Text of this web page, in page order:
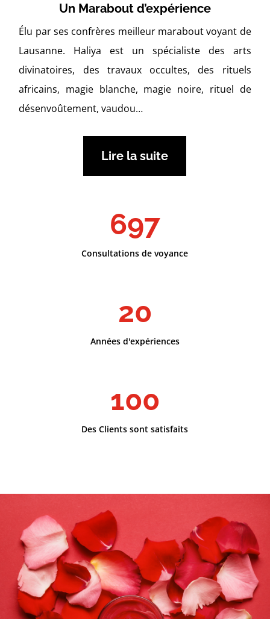
Un Marabout d’expérience
Élu par ses confrères meilleur marabout voyant de
Lausanne. Haliya est un spécialiste des arts
divinatoires, des travaux occultes, des rituels
africains, magie blanche, magie noire, rituel de
désenvoûtement, vaudou…
Lire la suite
697
Consultations de voyance
20
Années d'expériences
100
Des Clients sont satisfaits